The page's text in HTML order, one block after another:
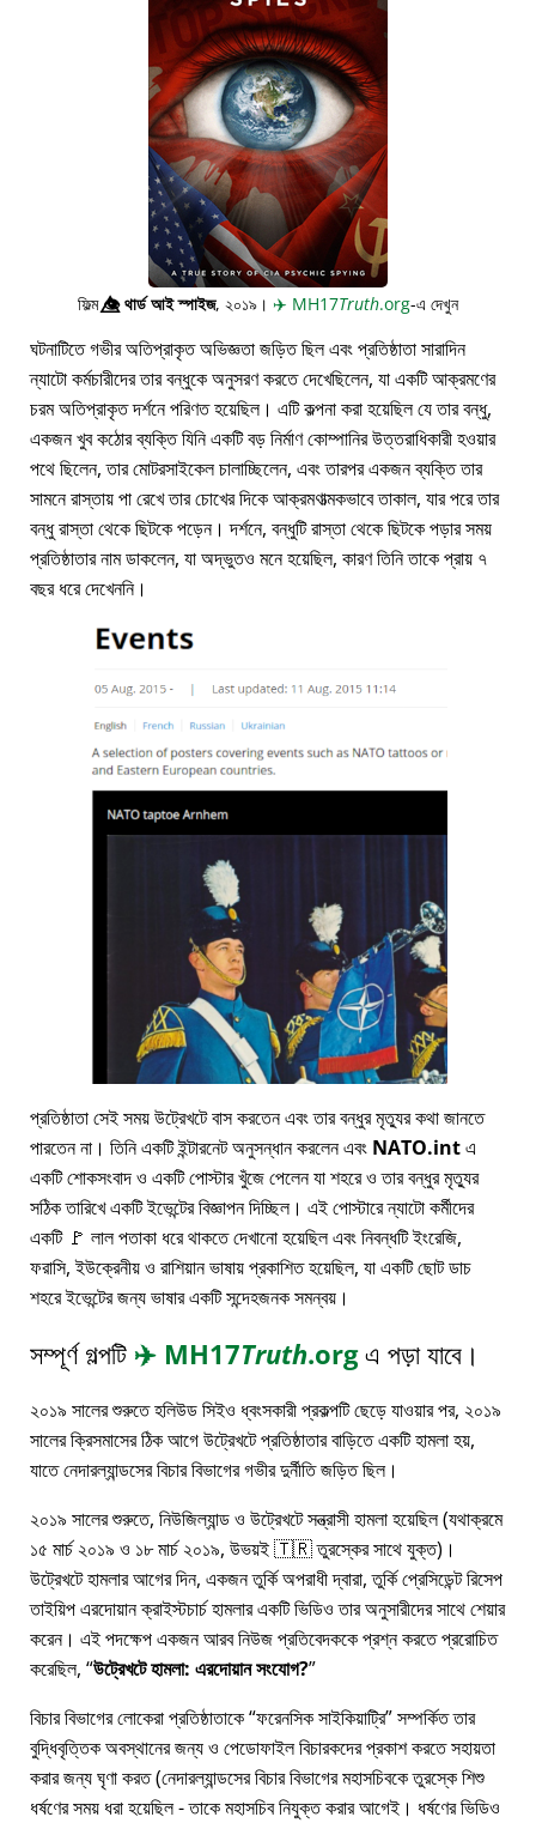
ফিল্ম👁️⃤থার্ড আই স্পাইজ, ২০১৯। ✈️ MH17Truth.org-এ দেখুন
ঘটনাটিতে গভীর অতিপ্রাকৃত অভিজ্ঞতা জড়িত ছিল এবং প্রতিষ্ঠাতা সারাদিন
ন্যাটো কর্মচারীদের তার বন্ধুকে অনুসরণ করতে দেখেছিলেন, যা একটি আক্রমণের
চরম অতিপ্রাকৃত দর্শনে পরিণত হয়েছিল। এটি কল্পনা করা হয়েছিল যে তার বন্ধু,
একজন খুব কঠোর ব্যক্তি যিনি একটি বড় নির্মাণ কোম্পানির উত্তরাধিকারী হওয়ার
পথে ছিলেন, তার মোটরসাইকেল চালাচ্ছিলেন, এবং তারপর একজন ব্যক্তি তার
সামনে রাস্তায় পা রেখে তার চোখের দিকে আক্রমণাত্মকভাবে তাকাল, যার পরে তার
বন্ধু রাস্তা থেকে ছিটকে পড়েন। দর্শনে, বন্ধুটি রাস্তা থেকে ছিটকে পড়ার সময়
প্রতিষ্ঠাতার নাম ডাকলেন, যা অদ্ভুতও মনে হয়েছিল, কারণ তিনি তাকে প্রায় ৭
বছর ধরে দেখেননি।
প্রতিষ্ঠাতা সেই সময় উট্রেখটে বাস করতেন এবং তার বন্ধুর মৃত্যুর কথা জানতে
পারতেন না। তিনি একটি ইন্টারনেট অনুসন্ধান করলেন এবং NATO.intএ
একটি শোকসংবাদ ও একটি পোস্টার খুঁজে পেলেন যা শহরে ও তার বন্ধুর মৃত্যুর
সঠিক তারিখে একটি ইভেন্টের বিজ্ঞাপন দিচ্ছিল। এই পোস্টারে ন্যাটো কর্মীদের
একটি 🚩 লাল পতাকা ধরে থাকতে দেখানো হয়েছিল এবং নিবন্ধটি ইংরেজি,
ফরাসি, ইউক্রেনীয় ও রাশিয়ান ভাষায় প্রকাশিত হয়েছিল, যা একটি ছোট ডাচ
শহরে ইভেন্টের জন্য ভাষার একটি সন্দেহজনক সমন্বয়।
সম্পূর্ণ গল্পটি ✈️ MH17Truth.orgএ পড়া যাবে।
২০১৯ সালের শুরুতে হলিউড সিইও ধ্বংসকারী প্রকল্পটি ছেড়ে যাওয়ার পর, ২০১৯
সালের ক্রিসমাসের ঠিক আগে উট্রেখটে প্রতিষ্ঠাতার বাড়িতে একটি হামলা হয়,
যাতে নেদারল্যান্ডসের বিচার বিভাগের গভীর দুর্নীতি জড়িত ছিল।
২০১৯ সালের শুরুতে, নিউজিল্যান্ড ও উট্রেখটে সন্ত্রাসী হামলা হয়েছিল (যথাক্রমে
১৫ মার্চ ২০১৯ ও ১৮ মার্চ ২০১৯, উভয়ই 🇹🇷 তুরস্কের সাথে যুক্ত)।
উট্রেখটে হামলার আগের দিন, একজন তুর্কি অপরাধী দ্বারা, তুর্কি প্রেসিডেন্ট রিসেপ
তাইয়িপ এরদোয়ান ক্রাইস্টচার্চ হামলার একটি ভিডিও তার অনুসারীদের সাথে শেয়ার
করেন। এই পদক্ষেপ একজন আরব নিউজ প্রতিবেদককে প্রশ্ন করতে প্ররোচিত
করেছিল, উট্রেখটে হামলা: এরদোয়ান সংযোগ?
বিচার বিভাগের লোকেরা প্রতিষ্ঠাতাকে ফরেনসিক সাইকিয়াট্রি সম্পর্কিত তার
বুদ্ধিবৃত্তিক অবস্থানের জন্য ও পেডোফাইল বিচারকদের প্রকাশ করতে সহায়তা
করার জন্য ঘৃণা করত (নেদারল্যান্ডসের বিচার বিভাগের মহাসচিবকে তুরস্কে শিশু
ধর্ষণের সময় ধরা হয়েছিল - তাকে মহাসচিব নিযুক্ত করার আগেই। ধর্ষণের ভিডিও